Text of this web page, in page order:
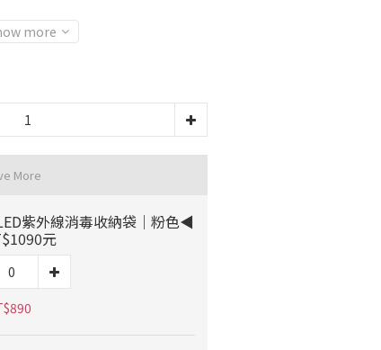
more
More
紫外線消毒收納袋｜粉色◀
元